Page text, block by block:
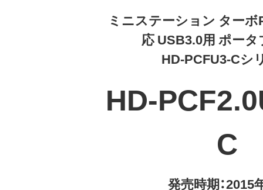
ミニステーション ター
応 USB3.0用 ポー
HD-PCFU3-Cシ
HD-
C
発売時期：2015